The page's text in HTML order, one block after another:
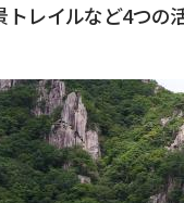
レイルなど4つの